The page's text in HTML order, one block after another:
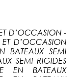
D’OCCASION -
ET D’OCCASION
BATEAUX SEMI
SEMI RIGIDES
EN BATEAUX